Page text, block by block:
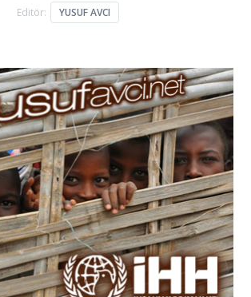
Editör:
YUSUF AVCI